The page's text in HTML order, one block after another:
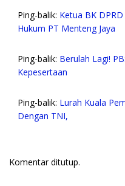
Ping-balik: Ketua BK
Hukum PT Menteng Jaya
Ping-balik: Berulah Lagi!
Kepesertaan
Ping-balik: Lurah Kuala
Dengan TNI,
Komentar ditutup.